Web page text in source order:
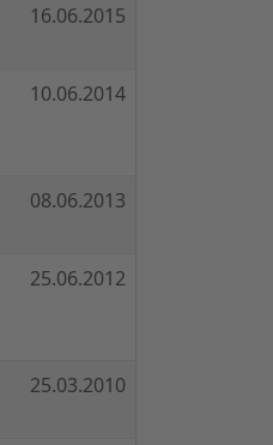
16.06.2015
10.06.2014
08.06.2013
25.06.2012
25.03.2010